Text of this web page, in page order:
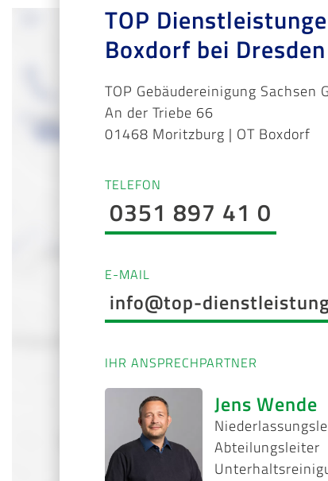
TOP
Boxdorf bei Dresden
TOP Gebäudereinigung Sachsen
An der Triebe 66
01468 Moritzburg | OT Boxdorf
TELEFON
0351 897 41 0
E-MAIL
info@top-
IHR ANSPRECHPARTNER
Jens Wende
Abteilungsleiter